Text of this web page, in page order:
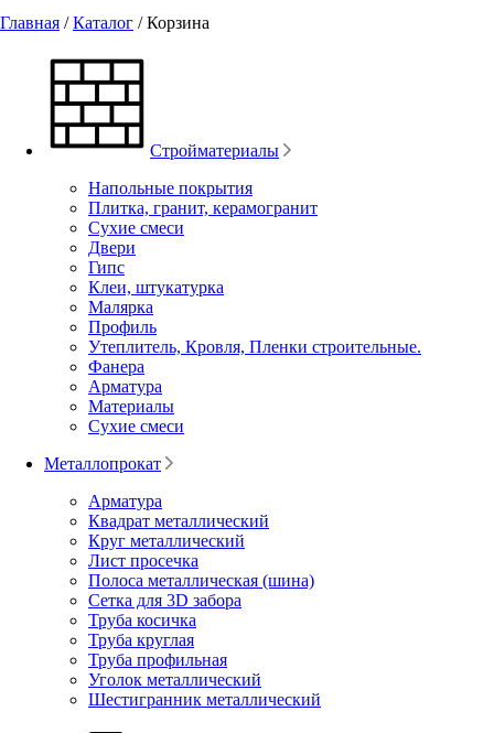
Главная /Каталог /Корзина
Стройматериалы
Напольные покрытия
Плитка, гранит, керамогранит
Сухие смеси
Двери
Гипс
Клеи, штукатурка
Малярка
Профиль
Утеплитель, Кровля, Пленки строительные.
Фанера
Арматура
Материалы
Сухие смеси
Металлопрокат
Арматура
Квадрат металлический
Круг металлический
Лист просечка
Полоса металлическая (шина)
Сетка для 3D забора
Труба косичка
Труба круглая
Труба профильная
Уголок металлический
Шестигранник металлический